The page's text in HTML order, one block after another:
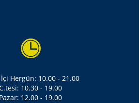
Hergün: 10.00 - 21.00
10.30 - 19.00
Pazar: 12.00 - 19.00